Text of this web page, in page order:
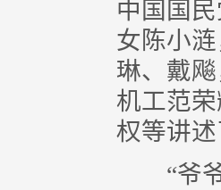
中国国
女陈小
琳、戴
机工范
权等讲
“爷爷